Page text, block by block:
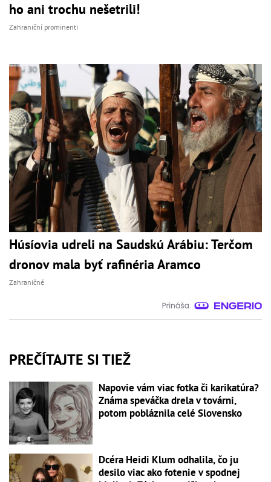
ho ani trochu nešetrili!
Zahraniční prominenti
Húsíovia udreli na Saudskú Arábiu: Terčom
dronov mala byť rafinéria Aramco
Zahraničné
PREČÍTAJTE SI TIEŽ
Napovie vám viac fotka či karikatúra?
Známa speváčka drela v továrni,
potom pobláznila celé Slovensko
Dcéra Heidi Klum odhalila, čo ju
desilo viac ako fotenie v spodnej